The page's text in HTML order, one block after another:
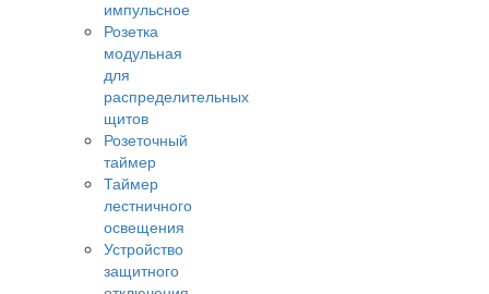
импульсное
Розетка
модульная
для
распределительных
щитов
Розеточный
таймер
Таймер
лестничного
освещения
Устройство
защитного